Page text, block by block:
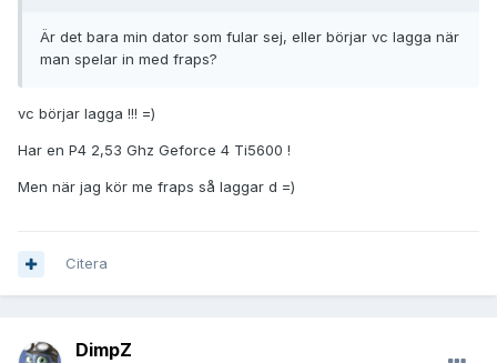
Är det bara min dator som fular sej, eller börjar vc lagga när
man spelar in med fraps?
vc börjar lagga !!! =)
Har en P4 2,53 Ghz Geforce 4 Ti5600 !
Men när jag kör me fraps så laggar d =)
Citera
DimpZ